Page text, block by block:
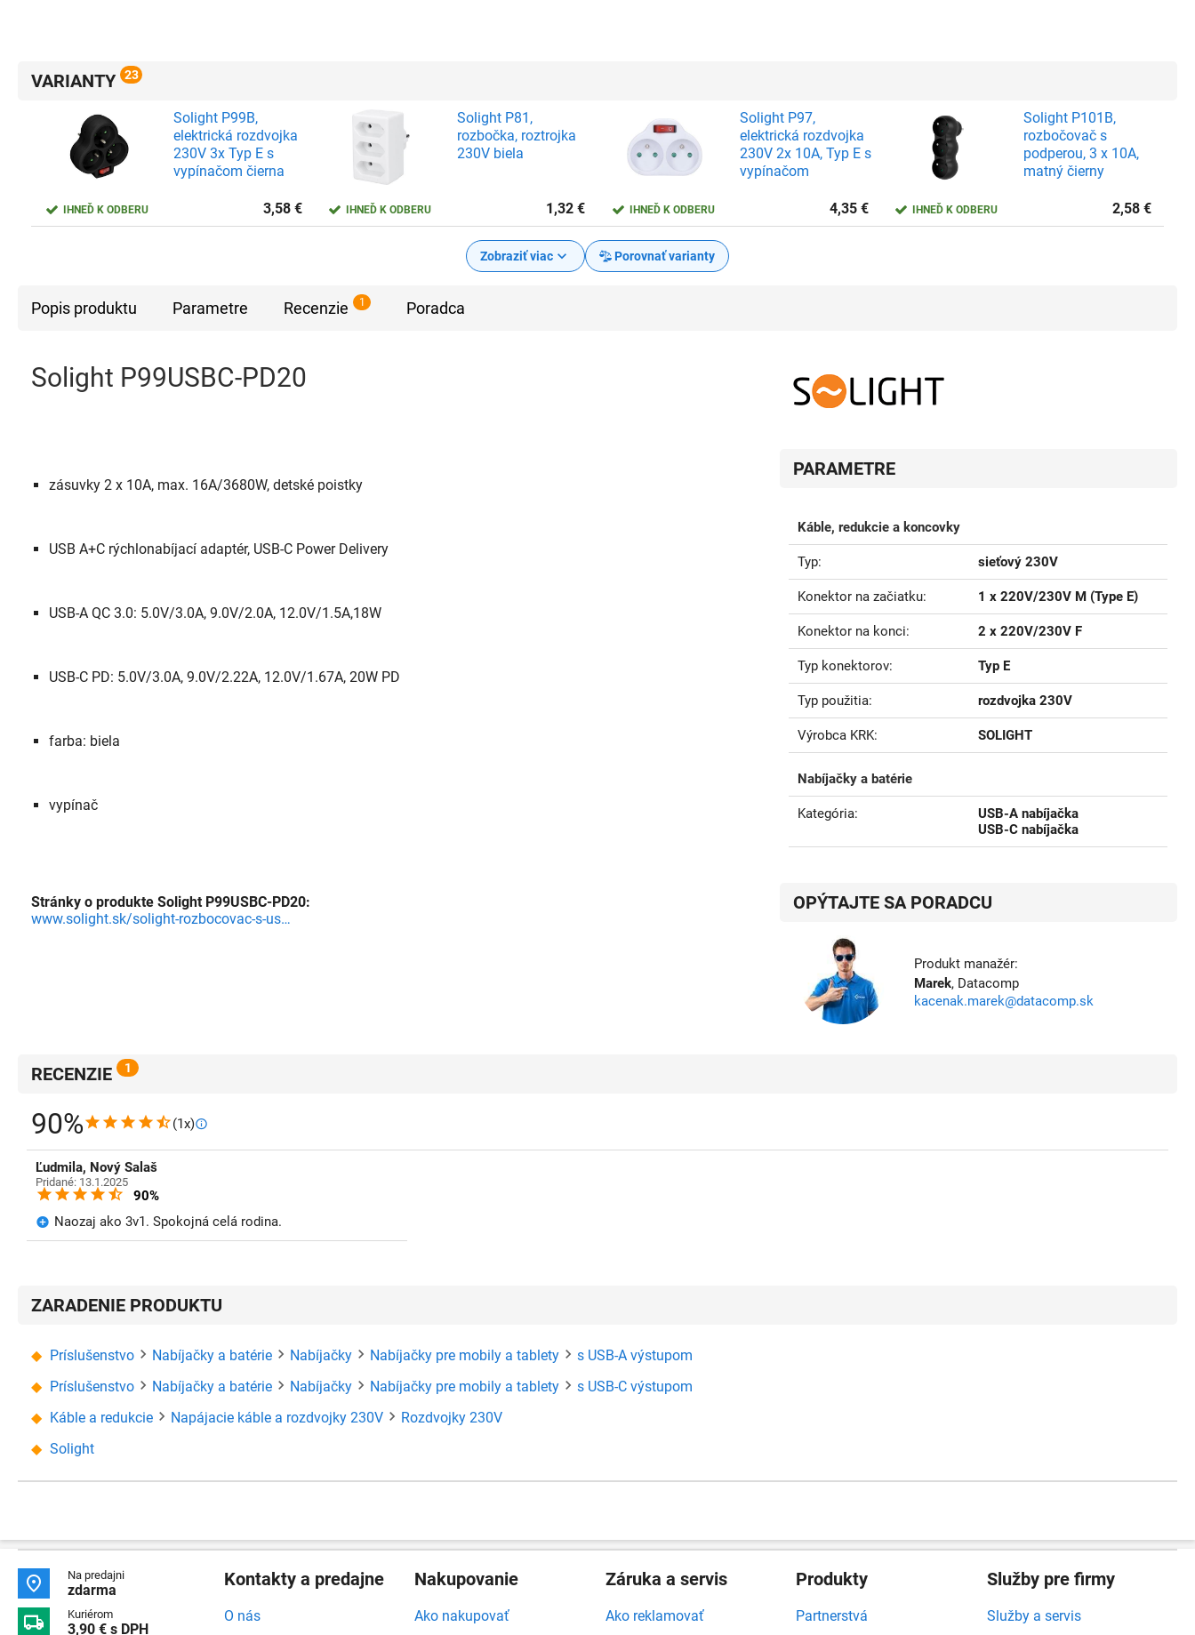
VARIANTY 23
IHNEĎ K ODBERU
Solight P99B,
elektrická rozdvojka
230V 3x Typ E s
vypínačom čierna
3,58€ IHNEĎ K ODBERU
Solight P81,
rozbočka, roztrojka
230V biela
1,32 € IHNEĎ K ODBERU
Solight P97,
elektrická rozdvojka
230V 2x 10A, Typ E s
vypínačom
4,35€ IHNEĎ K ODBERU
Solight P101B,
rozbočovač s
podperou, 3 x 10A,
matný čierny
2,58 €
Zobraziť viac Porovnať varianty
Popis produktu Parametre Recenzie 1 Poradca
Solight P99USBC-PD20
zásuvky 2 x 10A, max. 16A/3680W, detské poistky
USB A+C rýchlonabíjací adaptér, USB-C Power Delivery
USB-A QC 3.0: 5.0V/3.0A, 9.0V/2.0A, 12.0V/1.5A,18W
USB-C PD: 5.0V/3.0A, 9.0V/2.22A, 12.0V/1.67A, 20W PD
farba: biela
vypínač
Stránky o produkte Solight P99USBC-PD20:
www.solight.sk/solight-rozbocovac-s-usb-a-c-rychlonabijackou-20w-pd-2-x-10a-biely-vypinac-
PARAMETRE
Káble, redukcie a koncovky
Typ sieťový 230V
Konektor na začiatku 1 x 220V/230V M (Type E)
Konektor na konci 2 x 220V/230V F
Typ konektorov Typ E
Typ použitia rozdvojka 230V
Výrobca KRK SOLIGHT
Nabíjačky a batérie
Kategória
USB-A nabíjačka
USB-C nabíjačka
OPÝTAJTE SA PORADCU
Produkt manažér:
Marek, Datacomp
kacenak.marek@datacomp.sk
RECENZIE 1
90% (1x)
Ľudmila, Nový Salaš
Pridané: 13.1.2025
90%
Naozaj ako 3v1. Spokojná celá rodina.
ZARADENIE PRODUKTU
Príslušenstvo Nabíjačky a batérie Nabíjačky Nabíjačky pre mobily a tablety
s USB-A výstupom
Príslušenstvo
Nabíjačky a batérie Nabíjačky Nabíjačky pre mobily a tablety
s USB-C výstupom
Káble a redukcie
Napájacie káble a rozdvojky 230V
Rozdvojky 230V
Solight
 Na predajni
zdarma
 Kuriérom
3,90 € s DPH
Kontakty a predajne
O nás
Nakupovanie
Ako nakupovať
Záruka a servis
Ako reklamovať
Produkty
Partnerstvá
Služby pre firmy
Služby a servis